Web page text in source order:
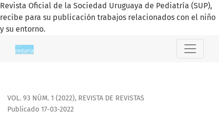
Revista Oficial de la Sociedad Uruguaya de Pediatría (SUP),
recibe para su publicación trabajos relacionados con el niño
y su entorno.
VOL. 93 NÚM. 1 (2022), REVISTA DE REVISTAS
Publicado 17-03-2022